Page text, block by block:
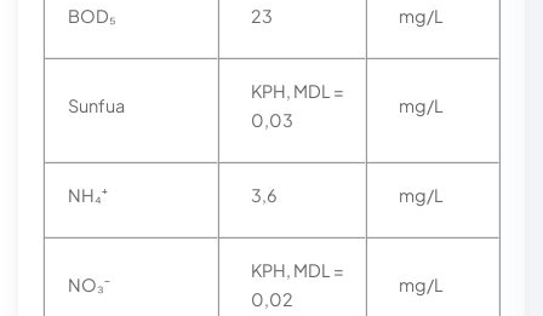
BOD₅ 23 mg/L
Sunfua
KPH, MDL =
0,03
mg/L
NH₄⁺ 3,6 mg/L
NO₃⁻
KPH, MDL =
0,02
mg/L